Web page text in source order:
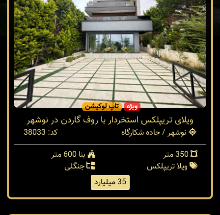
ویژه تاپ لوکیشن
ویلای تریپلکس استخردار با روف گاردن در نوشهر
نوشهر / جاده شکارگاه
کد: 38033
بنا 600 متر
ویلا تریپلکس
جنگلی
35 میلیارد